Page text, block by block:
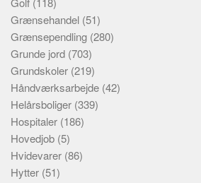
Grænsehandel (51)
Grænsependling (280)
Grunde jord (703)
Grundskoler (219)
Håndværksarbejde (42)
Helårsboliger (339)
Hospitaler (186)
Hovedjob (5)
Hvidevarer (86)
Hytter (51)